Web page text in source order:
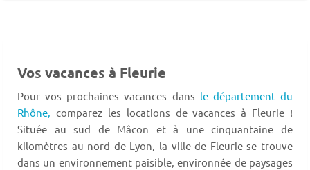
Vos vacances à Fleurie
Pour vos prochaines vacances dans le département du
Rhône, comparez les locations de vacances à Fleurie !
Située au sud de Mâcon et à une cinquantaine de
kilomètres au nord de Lyon, la ville de Fleurie se trouve
dans un environnement paisible, environnée de paysages